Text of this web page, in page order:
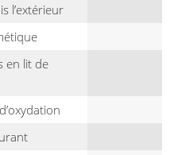
l’extérieur
en lit de